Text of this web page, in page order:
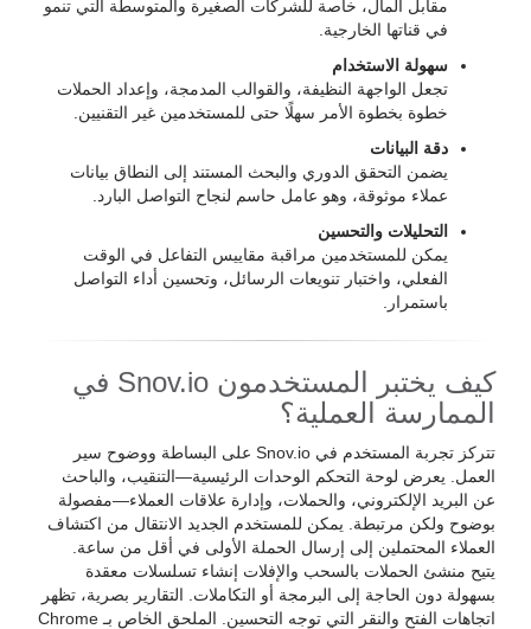
مقابل المال، خاصة للشركات الصغيرة والمتوسطة التي تنمو
في قناتها الخارجية.
سهولة الاستخدام
تجعل الواجهة النظيفة، والقوالب المدمجة، وإعداد الحملات
خطوة بخطوة الأمر سهلًا حتى للمستخدمين غير التقنيين.
دقة البيانات
يضمن التحقق الدوري والبحث المستند إلى النطاق بيانات
عملاء موثوقة، وهو عامل حاسم لنجاح التواصل البارد.
التحليلات والتحسين
يمكن للمستخدمين مراقبة مقاييس التفاعل في الوقت
الفعلي، واختبار تنويعات الرسائل، وتحسين أداء التواصل
باستمرار.
كيف يختبر المستخدمون Snov.io في
الممارسة العملية؟
تتركز تجربة المستخدم في Snov.io على البساطة ووضوح سير
العمل. يعرض لوحة التحكم الوحدات الرئيسية—التنقيب، والباحث
عن البريد الإلكتروني، والحملات، وإدارة علاقات العملاء—مفصولة
بوضوح ولكن مرتبطة. يمكن للمستخدم الجديد الانتقال من اكتشاف
العملاء المحتملين إلى إرسال الحملة الأولى في أقل من ساعة.
يتيح منشئ الحملات بالسحب والإفلات إنشاء تسلسلات معقدة
بسهولة دون الحاجة إلى البرمجة أو التكاملات. التقارير بصرية، تظهر
اتجاهات الفتح والنقر التي توجه التحسين. الملحق الخاص بـ Chrome